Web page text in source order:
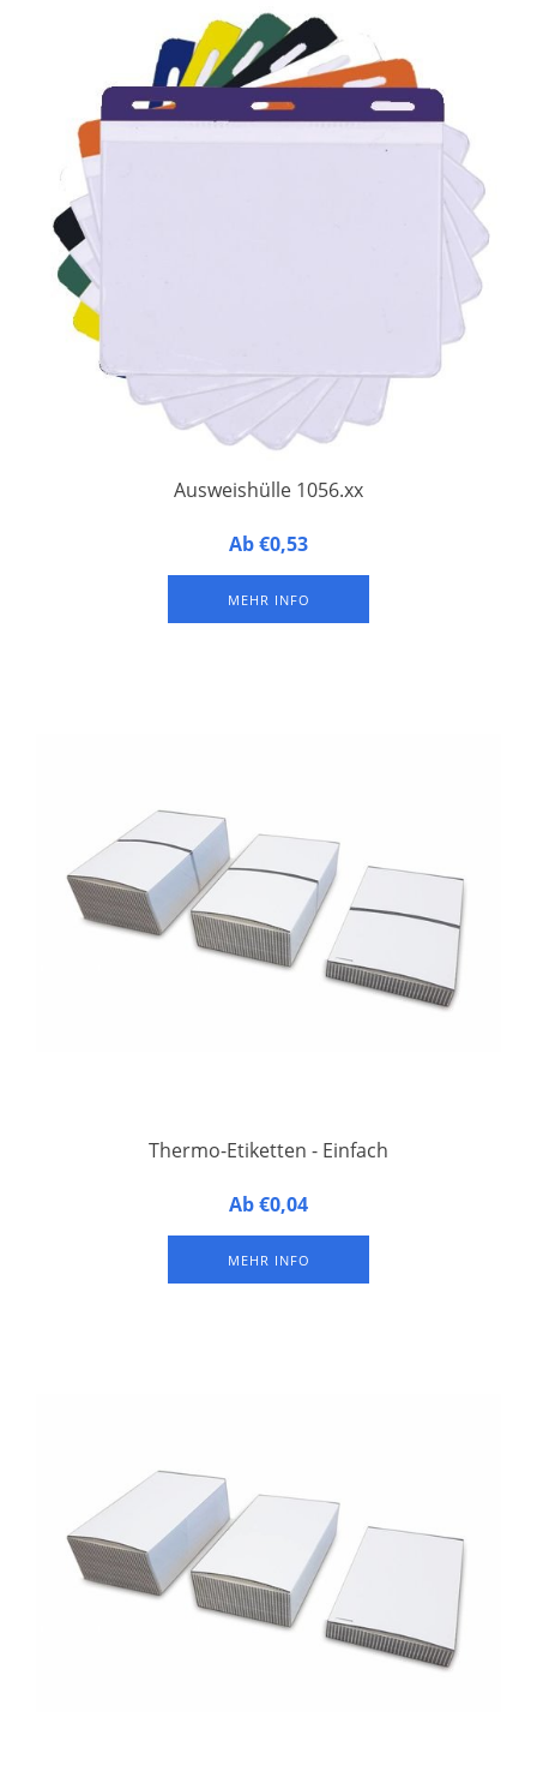
Ausweishülle 1056.xx
Ausweishülle mit farbigem oberem Rand, Rückseite aus
Ab €0,53
MEHR INFO
Thermo-Etiketten - Einfach
Mit 3 Lochungen für Hosenträgerclip oder Schlüsselband und
Ab €0,04
MEHR INFO